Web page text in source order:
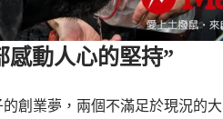
動人心的堅持”
業夢，兩個不滿足於現況的大